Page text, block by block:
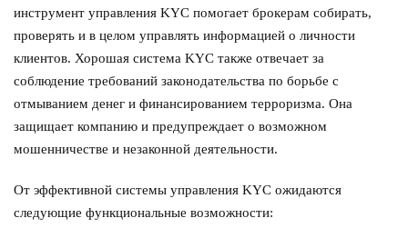
инструмент управления KYC помогает брокерам собирать,
проверять и в целом управлять информацией о личности
клиентов. Хорошая система KYC также отвечает за
соблюдение требований законодательства по борьбе с
отмыванием денег и финансированием терроризма. Она
защищает компанию и предупреждает о возможном
мошенничестве и незаконной деятельности.
От эффективной системы управления KYC ожидаются
следующие функциональные возможности: